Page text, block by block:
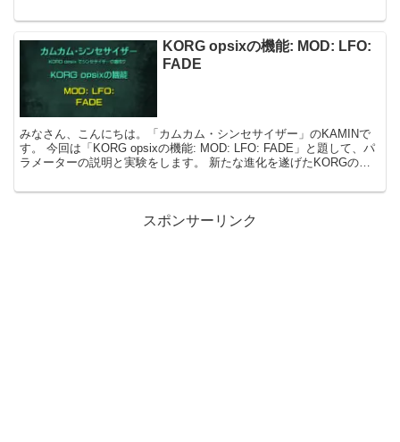
KORG opsixの機能: MOD: LFO:
FADE
みなさん、こんにちは。「カムカム・シンセサイザー」のKAMINで
す。 今回は「KORG opsixの機能: MOD: LFO: FADE」と題して、パ
ラメーターの説明と実験をします。 新たな進化を遂げたKORGの
スポンサーリンク